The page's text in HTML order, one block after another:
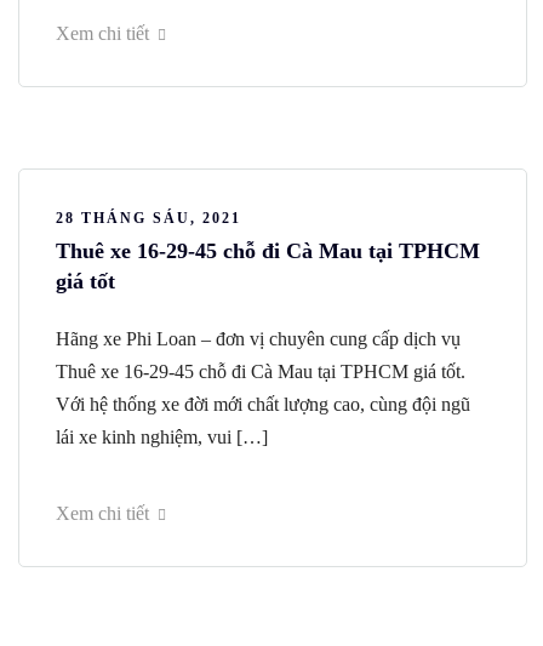
Xem chi tiết
28 THÁNG SÁU, 2021
Thuê xe 16-29-45 chỗ đi Cà Mau tại TPHCM
giá tốt
Hãng xe Phi Loan – đơn vị chuyên cung cấp dịch vụ
Thuê xe 16-29-45 chỗ đi Cà Mau tại TPHCM giá tốt.
Với hệ thống xe đời mới chất lượng cao, cùng đội ngũ
lái xe kinh nghiệm, vui […]
Xem chi tiết